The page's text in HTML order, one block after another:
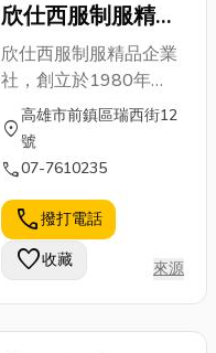
欣仕西服制服精品
企業社
欣仕西服制服精品企業
社，創立於1980年，
採個別量身訂製高貴不
貴，歡迎洽詢。
location_on
高雄市前鎮區瑞西街12
號
call07-7610235
call撥打電話
favorite收藏 來源